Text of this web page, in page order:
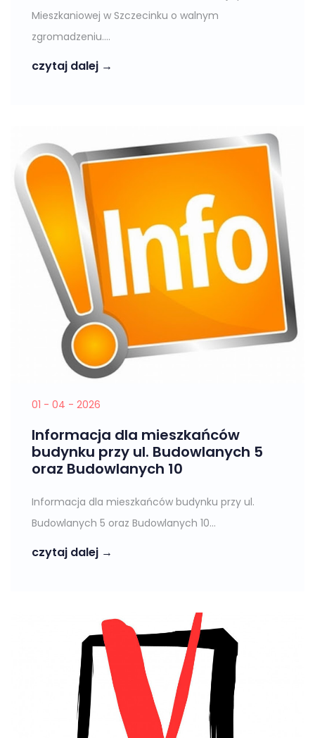
Mieszkaniowej w Szczecinku o walnym
zgromadzeniu....
czytaj dalej →
01 - 04 - 2026
Informacja dla mieszkańców
budynku przy ul. Budowlanych 5
oraz Budowlanych 10
Informacja dla mieszkańców budynku przy ul.
Budowlanych 5 oraz Budowlanych 10...
czytaj dalej →